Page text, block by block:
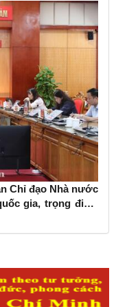
Chỉ đạo Nhà nước
gia, trọng điểm